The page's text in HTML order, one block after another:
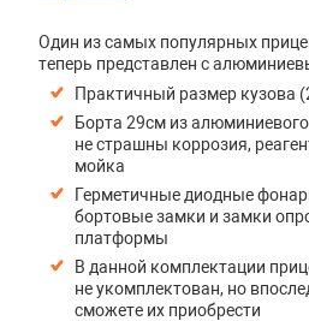
Один из самых популярных
теперь представлен с
Практичный размер кузова
Борта 29см из
не страшны коррозия,
мойка
Герметичные диодные
бортовые замки и замки
платформы
В данной комплектации
не укомплектован, но
сможете их приобрести